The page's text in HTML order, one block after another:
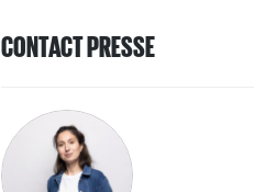
CONTACT PRESSE